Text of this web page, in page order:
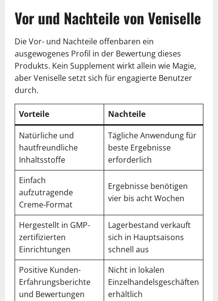
Vor und Nachteile von Veniselle
Die Vor- und Nachteile offenbaren ein
ausgewogenes Profil in der Bewertung dieses
Produkts. Kein Supplement wirkt allein wie Magie,
aber Veniselle setzt sich für engagierte Benutzer
durch.
Vorteile
Nachteile
Natürliche und
hautfreundliche
Inhaltsstoffe
Tägliche Anwendung für
beste Ergebnisse
erforderlich
Einfach
aufzutragende
Creme-Format
Ergebnisse benötigen
vier bis acht Wochen
Hergestellt in GMP-
zertifizierten
Einrichtungen
Lagerbestand verkauft
sich in Hauptsaisons
schnell aus
Positive Kunden-
Erfahrungsberichte
und Bewertungen
Nicht in lokalen
Einzelhandelsgeschäften
erhältlich